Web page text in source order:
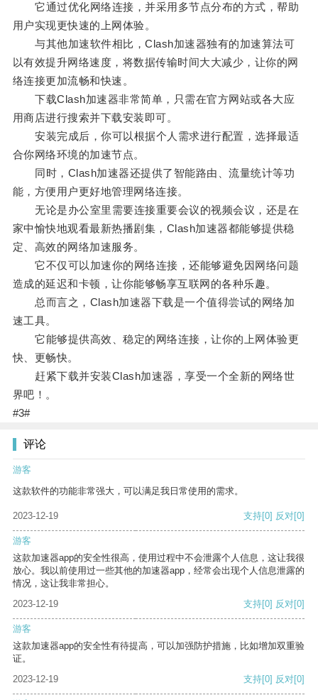
它通过优化网络连接，并采用多节点分布的方式，帮助
用户实现更快速的上网体验。
与其他加速软件相比，Clash加速器独有的加速算法可
以有效提升网络速度，将数据传输时间大大减少，让你的网
络连接更加流畅和快速。
下载Clash加速器非常简单，只需在官方网站或各大应
用商店进行搜索并下载安装即可。
安装完成后，你可以根据个人需求进行配置，选择最适
合你网络环境的加速节点。
同时，Clash加速器还提供了智能路由、流量统计等功
能，方便用户更好地管理网络连接。
无论是办公室里需要连接重要会议的视频会议，还是在
家中愉快地观看最新热播剧集，Clash加速器都能够提供稳
定、高效的网络加速服务。
它不仅可以加速你的网络连接，还能够避免因网络问题
造成的延迟和卡顿，让你能够畅享互联网的各种乐趣。
总而言之，Clash加速器下载是一个值得尝试的网络加
速工具。
它能够提供高效、稳定的网络连接，让你的上网体验更
快、更畅快。
赶紧下载并安装Clash加速器，享受一个全新的网络世
界吧！。
#3#
评论
游客
这款软件的功能非常强大，可以满足我日常使用的需求。
2023-12-19 支持[0] 反对[0]
游客
这款加速器app的安全性很高，使用过程中不会泄露个人信息，这让我很
放心。我以前使用过一些其他的加速器app，经常会出现个人信息泄露的
情况，这让我非常担心。
2023-12-19
支持[0] 反对[0]
游客
这款加速器app的安全性有待提高，可以加强防护措施，比如增加双重验
证。
2023-12-19
支持[0] 反对[0]